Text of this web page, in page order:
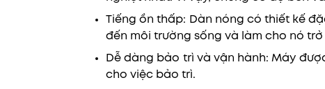
Tiếng ồn thấp: Dàn nóng có thiết kế
đến môi trường sống và làm cho nó
Dễ dàng bảo trì và vận hành: Máy
cho việc bảo trì.